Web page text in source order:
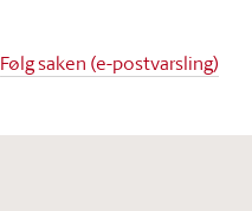
Følg saken (e-postvarsling)